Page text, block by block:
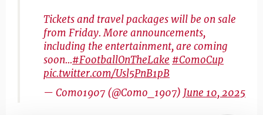
Tickets and travel packages will be on sale
from Friday. More announcements,
including the entertainment, are coming
soon...#FootballOnTheLake #ComoCup
pic.twitter.com/Usl5PnB1pB
— Como1907 (@Como_1907) June 10, 2025